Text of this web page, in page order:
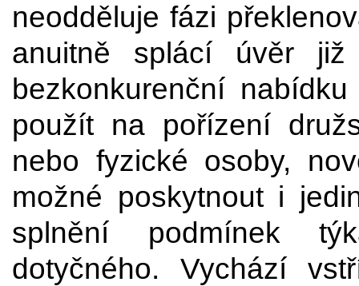
neodděluje fázi
anuitně splácí úvěr
bezkonkurenční
použít na pořízení
nebo fyzické osoby,
možné poskytnout i
splnění podmínek
dotyčného. Vychází